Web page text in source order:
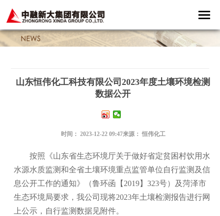
山东恒伟化工科技有限公司2023年度土壤环境检测
数据公开
时间： 2023-12-22 09:47来源： 恒伟化工
按照《山东省生态环境厅关于做好省定贫困村饮用水
水源水质监测和全省土壤环境重点监管单位自行监测及信
息公开工作的通知》（鲁环函【2019】323号）及菏泽市
生态环境局要求，我公司现将2023年土壤检测报告进行网
上公示，自行监测数据见附件。